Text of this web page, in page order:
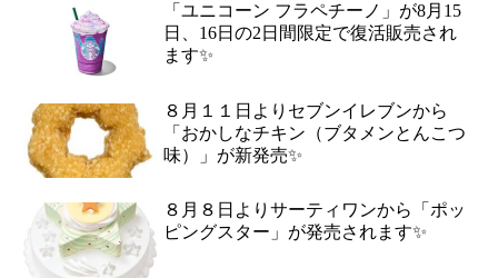
「ユニコーン フラペチーノ」が8月15
日、16日の2日間限定で復活販売され
ます✨
８月１１日よりセブンイレブンから
「おかしなチキン（ブタメンとんこつ
味）」が新発売✨
８月８日よりサーティワンから「ポッ
ピングスター」が発売されます✨